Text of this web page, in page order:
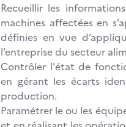
Recueillir les
machines affectées en
définies en vue
l’entreprise du secteur
Contrôler l'état de
en gérant les écarts
production.
Paramétrer le ou les